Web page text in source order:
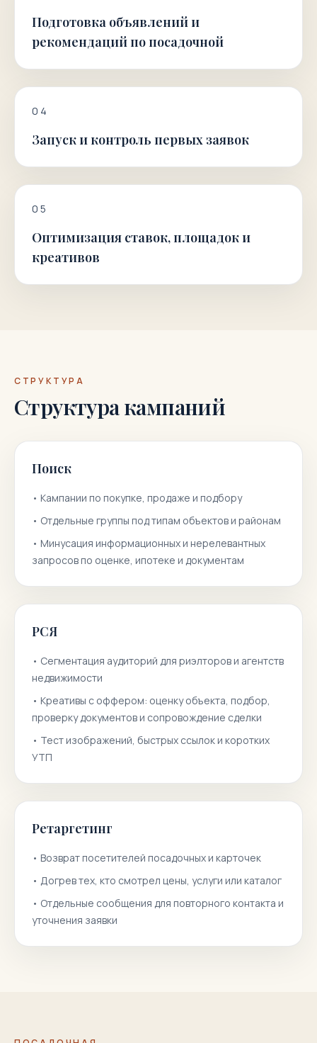
Подготовка объявлений и
рекомендаций по посадочной
0 4
Запуск и контроль первых заявок
05
Оптимизация ставок, площадок и
креативов
СТРУКТУРА
Структура кампаний
Поиск
• Кампании по покупке, продаже и подбору
• Отдельные группы под типам объектов и районам
• Минусация информационных и нерелевантных
запросов по оценке, ипотеке и документам
РСЯ
• Сегментация аудиторий для риэлторов и агентств
недвижимости
• Креативы с оффером: оценку объекта, подбор,
проверку документов и сопровождение сделки
• Тест изображений, быстрых ссылок и коротких
УТП
Ретаргетинг
• Возврат посетителей посадочных и карточек
• Догрев тех, кто смотрел цены, услуги или каталог
• Отдельные сообщения для повторного контакта и
уточнения заявки